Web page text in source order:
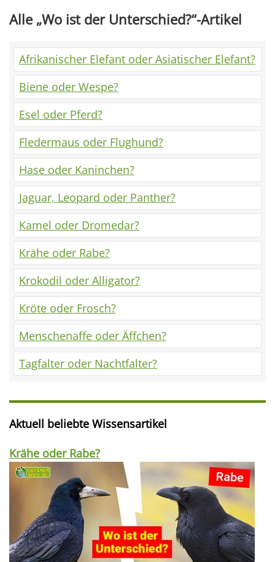
Alle „Wo ist der Unterschied?“-Artikel
Afrikanischer Elefant oder Asiatischer Elefant?
Biene oder Wespe?
Esel oder Pferd?
Fledermaus oder Flughund?
Hase oder Kaninchen?
Jaguar, Leopard oder Panther?
Kamel oder Dromedar?
Krähe oder Rabe?
Krokodil oder Alligator?
Kröte oder Frosch?
Menschenaffe oder Äffchen?
Tagfalter oder Nachtfalter?
Aktuell beliebte Wissensartikel
Krähe oder Rabe?